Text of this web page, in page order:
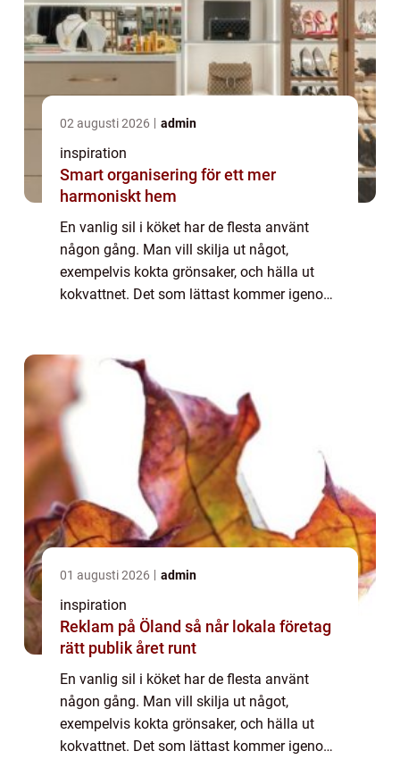
02 augusti 2026 admin
inspiration
Smart organisering för ett mer
harmoniskt hem
En vanlig sil i köket har de flesta använt
någon gång. Man vill skilja ut något,
exempelvis kokta grönsaker, och hälla ut
kokvattnet. Det som lättast kommer igenom
01 augusti 2026 admin
inspiration
Reklam på Öland så når lokala företag
rätt publik året runt
En vanlig sil i köket har de flesta använt
någon gång. Man vill skilja ut något,
exempelvis kokta grönsaker, och hälla ut
kokvattnet. Det som lättast kommer igenom